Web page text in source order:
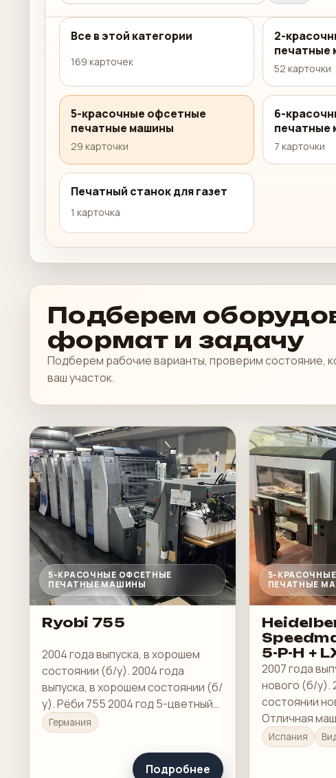
Все в этой категории
169 карточек
2-
печатные
52 карточки
5-красочные офсетные
печатные машины
29 карточки
6-
печатные
7 карточки
Печатный станок для газет
1 карточка
Подберем
формат и задачу
Подберем рабочие варианты, проверим состояние,
ваш участок.
5-КРАСОЧНЫЕ ОФСЕТНЫЕ
ПЕЧАТНЫЕ МАШИНЫ
Ryobi 755
2004 года выпуска, в хорошем
состоянии (б/у). 2004 года
выпуска, в хорошем состоянии (б/
у). Рёби 755 2004 год 5-цветный
ПолуАПЦ Все моющие средства
ПКС-Г ПДС-Э 3 лампы в
расширенной поставке
Германия
Подробнее
5-
ПЕЧАТНЫЕ
5-P-H +
2007 года
нового (б/у).
состоянии
Отличная
отличном
(камерная
Испания